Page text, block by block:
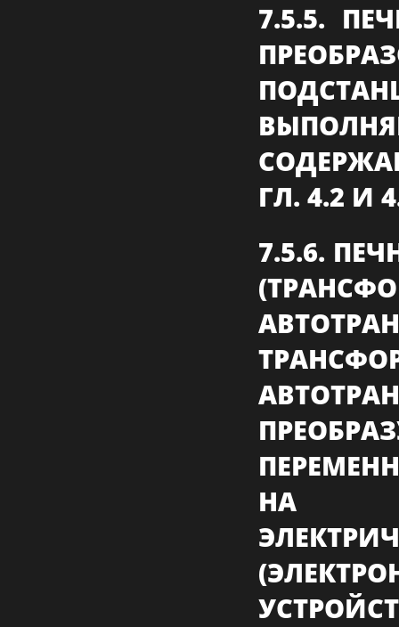
7.5.5.
ГЛ. 4.2 И
7.5.6.
НА